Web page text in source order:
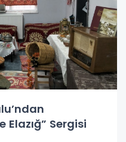
Sergisi